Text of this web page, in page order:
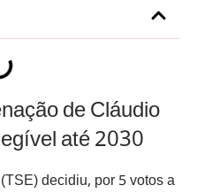
de Cláudio
até 2030
decidiu, por 5 votos a